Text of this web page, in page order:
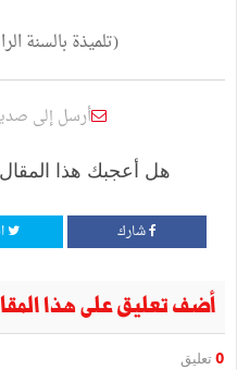
(تلميذة بالسنة
أرسل إلى
هل أعجبك هذا
شارك
أضف تعليق على هذا
0 تعليق